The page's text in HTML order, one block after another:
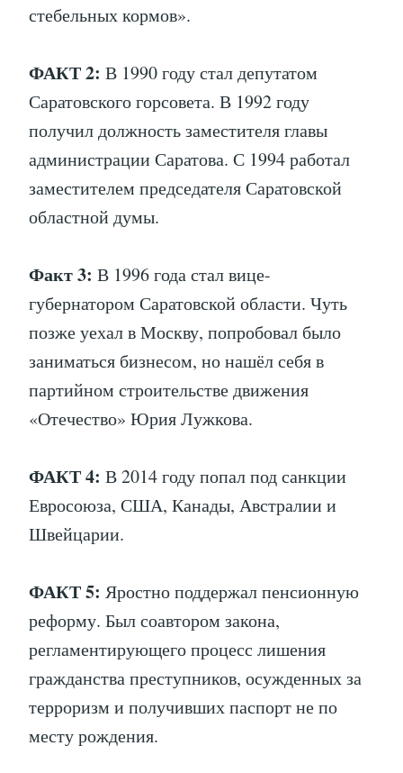
стебельных кормов».
ФАКТ 2: В 1990 году стал депутатом
Саратовского горсовета. В 1992 году
получил должность заместителя главы
администрации Саратова. С 1994 работал
заместителем председателя Саратовской
областной думы.
Факт 3: В 1996 года стал вице-
губернатором Саратовской области. Чуть
позже уехал в Москву, попробовал было
заниматься бизнесом, но нашёл себя в
партийном строительстве движения
«Отечество» Юрия Лужкова.
ФАКТ 4: В 2014 году попал под санкции
Евросоюза, США, Канады, Австралии и
Швейцарии.
ФАКТ 5: Яростно поддержал пенсионную
реформу. Был соавтором закона,
регламентирующего процесс лишения
гражданства преступников, осужденных за
терроризм и получивших паспорт не по
месту рождения.